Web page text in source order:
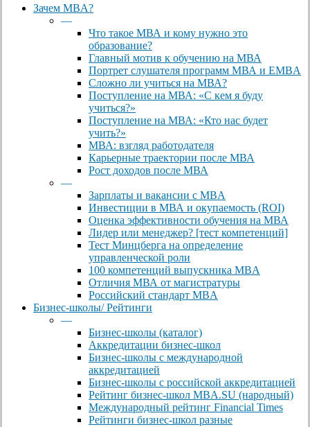
Close
Зачем MBA?
—
Что такое МВА и кому нужно это
образование?
Главный мотив к обучению на МВА
Портрет слушателя программ МВА и EMBA
Сложно ли учиться на МВА?
Поступление на МВА: «С кем я буду
учиться?»
Поступление на МВА: «Кто нас будет
учить?»
МВА: взгляд работодателя
Карьерные траектории после МВА
Рост доходов после МВА
—
Зарплаты и вакансии с MBA
Инвестиции в МВА и окупаемость (ROI)
Оценка эффективности обучения на МВА
Лидер или менеджер? [тест компетенций]
Тест Минцберга на определение
управленческой роли
100 компетенций выпускника MBA
Отличия МВА от магистратуры
Российский стандарт MBA
Бизнес-школы/ Рейтинги
—
Бизнес-школы (каталог)
Аккредитации бизнес-школ
Бизнес-школы с международной
аккредитацией
Бизнес-школы с российской аккредитацией
Рейтинг бизнес-школ MBA.SU (народный)
Международный рейтинг Financial Times
Рейтинги бизнес-школ разные